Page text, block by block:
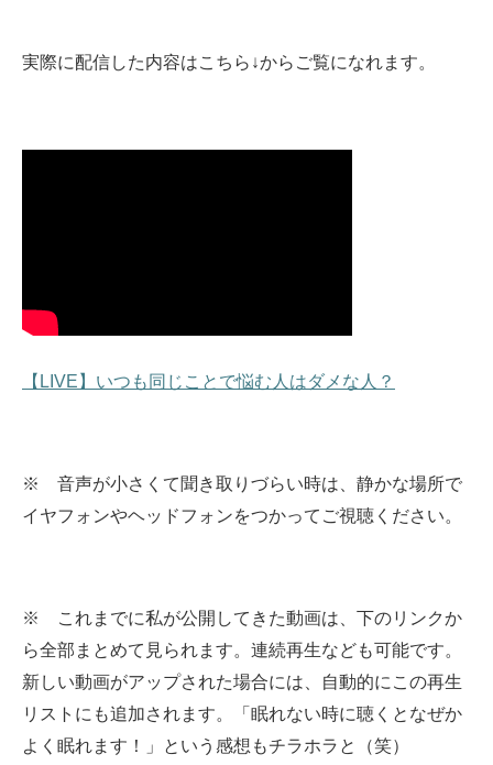
実際に配信した内容はこちら↓からご覧になれます。
【LIVE】いつも同じことで悩む人はダメな人？
※ 音声が小さくて聞き取りづらい時は、静かな場所で
イヤフォンやヘッドフォンをつかってご視聴ください。
※ これまでに私が公開してきた動画は、下のリンクか
ら全部まとめて見られます。 連続再生なども可能です。
新しい動画がアップされた場合には、自動的にこの再生
リストにも追加されます。
「眠れない時に聴くとなぜか
よく眠れます！」という感想もチラホラと（笑）